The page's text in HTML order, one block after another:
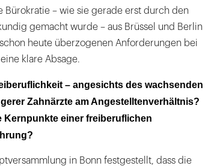
– wie sie gerade erst durch den
gemacht wurde – aus Brüssel und Berlin
heute überzogenen Anforderungen bei
klare Absage.
– angesichts des wachsenden
Zahnärzte am Angestelltenverhältnis?
Kernpunkte einer freiberuflichen
in Bonn festgestellt, dass die